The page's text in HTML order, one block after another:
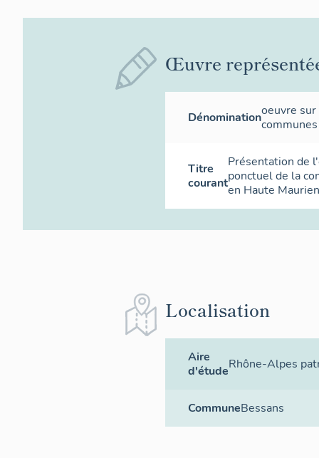
Œuvre
Dénominationoeuvre
communes
Titre
courant
Présentation de
ponctuel de la
en Haute
Localisation
Aire
d'étudeRhône-Alpes
CommuneBessans